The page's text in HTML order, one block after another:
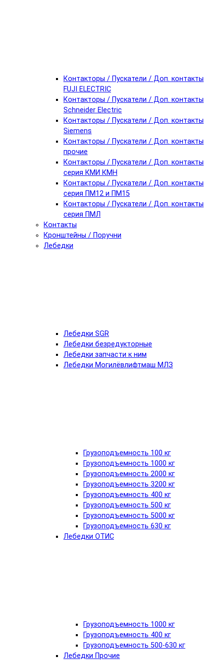
Контакторы / Пускатели / Доп. контакты
FUJI ELECTRIC
Контакторы / Пускатели / Доп. контакты
Schneider Electric
Контакторы / Пускатели / Доп. контакты
Siemens
Контакторы / Пускатели / Доп. контакты
прочие
Контакторы / Пускатели / Доп. контакты
серия КМИ КМН
Контакторы / Пускатели / Доп. контакты
серия ПМ12 и ПМ15
Контакторы / Пускатели / Доп. контакты
серия ПМЛ
Контакты
Кронштейны / Поручни
Лебедки
Лебедки SGR
Лебедки безредукторные
Лебедки запчасти к ним
Лебедки Могилёвлифтмаш МЛЗ
Грузоподъемность 100 кг
Грузоподъемность 1000 кг
Грузоподъемность 2000 кг
Грузоподъемность 3200 кг
Грузоподъемность 400 кг
Грузоподъемность 500 кг
Грузоподъемность 5000 кг
Грузоподъемность 630 кг
Лебедки ОТИС
Грузоподъемность 1000 кг
Грузоподъемность 400 кг
Грузоподъемность 500-630 кг
Лебедки Прочие